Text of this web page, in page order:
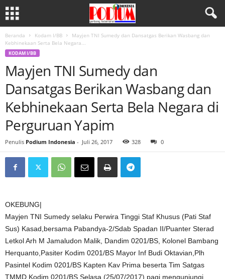
Beranda Kodam I/BB
Mayjen TNI Sumedy dan Dansatgas Berikan Wasbang dan
Kebhinekaan Serta Bela Negara...
KODAM I/BB
Mayjen TNI Sumedy dan
Dansatgas Berikan Wasbang dan
Kebhinekaan Serta Bela Negara di
Perguruan Yapim
Penulis Podium Indonesia - Juli 26, 2017 328 0
OKEBUNG|
Mayjen TNI Sumedy selaku Perwira Tinggi Staf Khusus (Pati Staf
Sus) Kasad,bersama Pabandya-2/Sdab Spadan II/Puanter Sterad
Letkol Arh M Jamaludon Malik, Dandim 0201/BS, Kolonel Bambang
Herquanto,Pasiter Kodim 0201/BS Mayor Inf Budi Oktavian,Plh
Pasintel Kodim 0201/BS Kapten Kav Prima beserta Tim Satgas
TMMD Kodim 0201/BS,Selasa (25/07/2017) pagi mengunjungi